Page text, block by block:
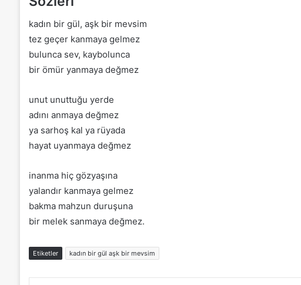
kadın bir gül, aşk bir mevsim
tez geçer kanmaya gelmez
bulunca sev, kaybolunca
bir ömür yanmaya değmez
unut unuttuğu yerde
adını anmaya değmez
ya sarhoş kal ya rüyada
hayat uyanmaya değmez
inanma hiç gözyaşına
yalandır kanmaya gelmez
bakma mahzun duruşuna
bir melek sanmaya değmez.
Etiketler kadın bir gül aşk bir mevsim